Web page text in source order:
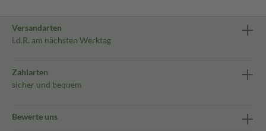
Versandarten
i.d.R. am nächsten Werktag
Zahlarten
sicher und bequem
Bewerte uns